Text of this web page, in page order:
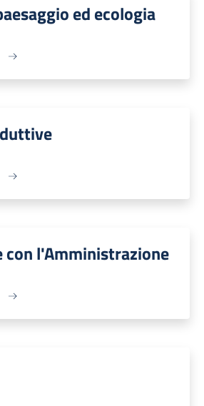
ed ecologia
con l'Amministrazione